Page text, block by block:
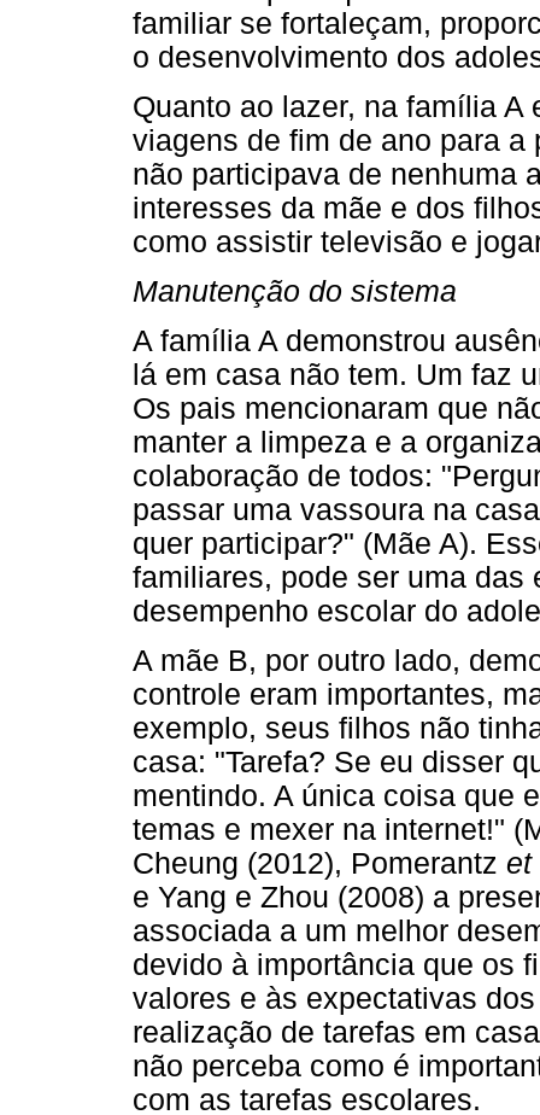
familiar se fortaleçam,
o desenvolvimento dos
Quanto ao lazer, na família
viagens de fim de ano para
não participava de nenhuma
interesses da mãe e dos
como assistir televisão e
Manutenção do sistema
A família A demonstrou
lá em casa não tem. Um faz
Os pais mencionaram que
manter a limpeza e a
colaboração de todos:
passar uma vassoura na
quer participar?" (Mãe A).
familiares, pode ser uma das
desempenho escolar do
A mãe B, por outro lado,
controle eram importantes,
exemplo, seus filhos não
casa: "Tarefa? Se eu disser
mentindo. A única coisa que
temas e mexer na internet!"
Cheung (2012), Pomerantz et
e Yang e Zhou (2008) a
associada a um melhor
devido à importância que os
valores e às expectativas
realização de tarefas em
não perceba como é
com as tarefas escolares.